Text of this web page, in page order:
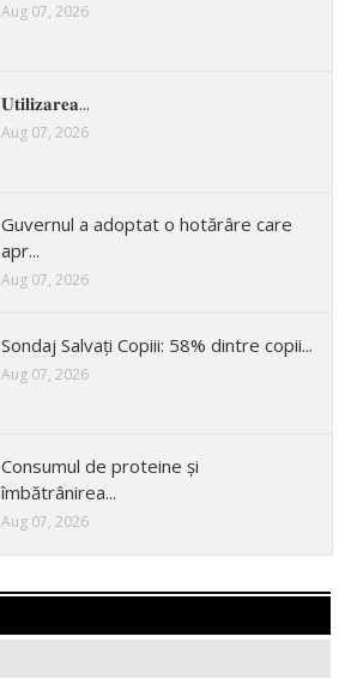
Aug 07, 2026
𝐔𝐭𝐢𝐥𝐢𝐳𝐚𝐫𝐞𝐚...
Aug 07, 2026
Guvernul a adoptat o hotărâre care
apr...
Aug 07, 2026
Sondaj Salvați Copiii: 58% dintre copii...
Aug 07, 2026
Consumul de proteine și
îmbătrânirea...
Aug 07, 2026